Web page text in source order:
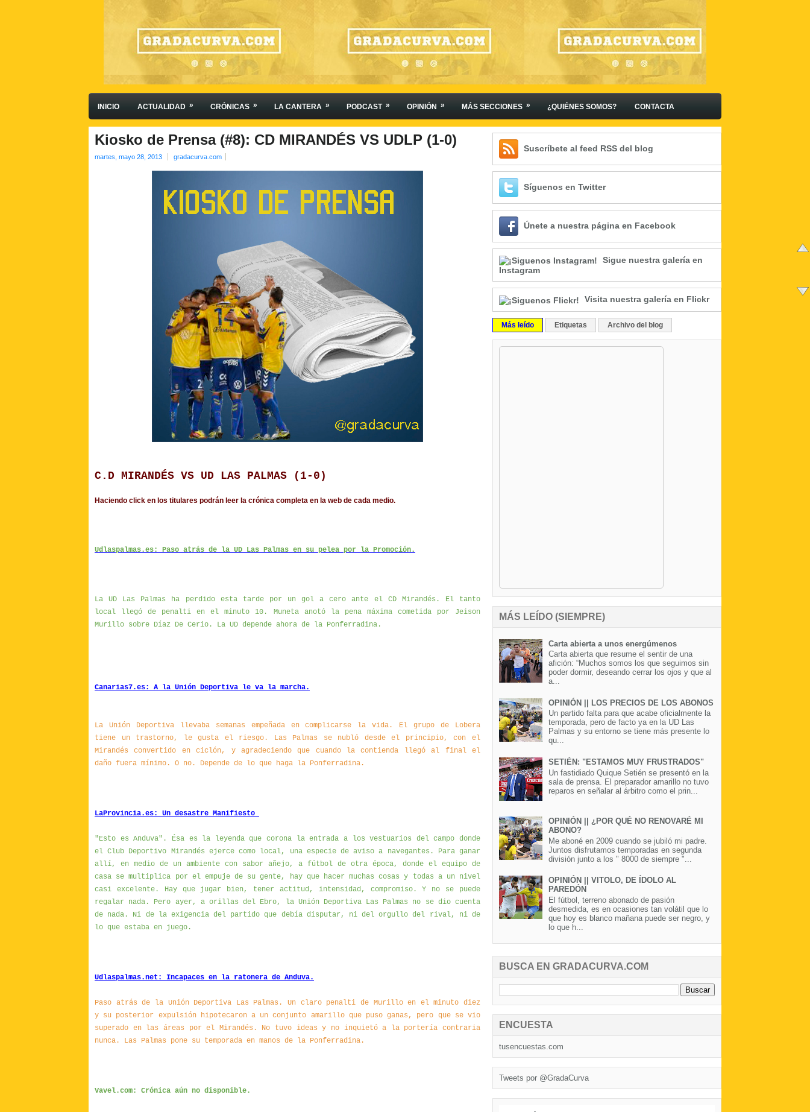
INICIO ACTUALIDAD » CRÓNICAS » LA CANTERA » PODCAST » OPINIÓN » MÁS SECCIONES » ¿QUIÉNES SOMOS? CONTACTA
Kiosko de Prensa (#8): CD MIRANDÉS VS UDLP (1-0)
martes, mayo 28, 2013 gradacurva.com
C.D MIRANDÉS VS UD LAS PALMAS (1-0)
Haciendo click en los titulares podrán leer la crónica completa en la web de cada medio.
Udlaspalmas.es: Paso atrás de la UD Las Palmas en su pelea por la Promoción.
La UD Las Palmas ha perdido esta tarde por un gol a cero ante el CD Mirandés. El tanto
local llegó de penalti en el minuto 10. Muneta anotó la pena máxima cometida por Jeison
Murillo sobre Díaz De Cerio. La UD depende ahora de la Ponferradina.
Canarias7.es: A la Unión Deportiva le va la marcha.
La Unión Deportiva llevaba semanas empeñada en complicarse la vida. El grupo de Lobera
tiene un trastorno, le gusta el riesgo. Las Palmas se nubló desde el principio, con el
Mirandés convertido en ciclón, y agradeciendo que cuando la contienda llegó al final el
daño fuera mínimo. O no. Depende de lo que haga la Ponferradina.
LaProvincia.es: Un desastre Manifiesto
"Esto es Anduva". Ésa es la leyenda que corona la entrada a los vestuarios del campo donde
el Club Deportivo Mirandés ejerce como local, una especie de aviso a navegantes. Para ganar
allí, en medio de un ambiente con sabor añejo, a fútbol de otra época, donde el equipo de
casa se multiplica por el empuje de su gente, hay que hacer muchas cosas y todas a un nivel
casi excelente. Hay que jugar bien, tener actitud, intensidad, compromiso. Y no se puede
regalar nada. Pero ayer, a orillas del Ebro, la Unión Deportiva Las Palmas no se dio cuenta
de nada. Ni de la exigencia del partido que debía disputar, ni del orgullo del rival, ni de
lo que estaba en juego.
Udlaspalmas.net: Incapaces en la ratonera de Anduva.
Paso atrás de la Unión Deportiva Las Palmas. Un claro penalti de Murillo en el minuto diez
y su posterior expulsión hipotecaron a un conjunto amarillo que puso ganas, pero que se vio
superado en las áreas por el Mirandés. No tuvo ideas y no inquietó a la portería contraria
nunca. Las Palmas pone su temporada en manos de la Ponferradina.
Vavel.com: Crónica aún no disponible.
Suscríbete al feed RSS del blog
Síguenos en Twitter
Únete a nuestra página en Facebook
Sigue nuestra galería en
Instagram
Visita nuestra galería en Flickr
Más leído Etiquetas Archivo del blog
MÁS LEÍDO (SIEMPRE)
Carta abierta a unos energúmenos
Carta abierta que resume el sentir de una
afición: “Muchos somos los que seguimos sin
poder dormir, deseando cerrar los ojos y que al
a...
OPINIÓN || LOS PRECIOS DE LOS ABONOS
Un partido falta para que acabe oficialmente la
temporada, pero de facto ya en la UD Las
Palmas y su entorno se tiene más presente lo
qu...
SETIÉN: "ESTAMOS MUY FRUSTRADOS"
Un fastidiado Quique Setién se presentó en la
sala de prensa. El preparador amarillo no tuvo
reparos en señalar al árbitro como el prin...
OPINIÓN || ¿POR QUÉ NO RENOVARÉ MI
ABONO?
Me aboné en 2009 cuando se jubiló mi padre.
Juntos disfrutamos temporadas en segunda
división junto a los " 8000 de siempre "...
OPINIÓN || VITOLO, DE ÍDOLO AL
PAREDÓN
El fútbol, terreno abonado de pasión
desmedida, es en ocasiones tan volátil que lo
que hoy es blanco mañana puede ser negro, y
lo que h...
BUSCA EN GRADACURVA.COM
ENCUESTA
tusencuestas.com
Tweets por @GradaCurva